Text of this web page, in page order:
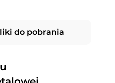
do pobrania